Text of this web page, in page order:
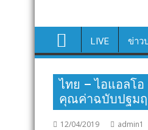
LIVE ข่าว
ไทย – ไอแอลโ
คุณค่าฉบับปฐม
12/04/2019 admin1